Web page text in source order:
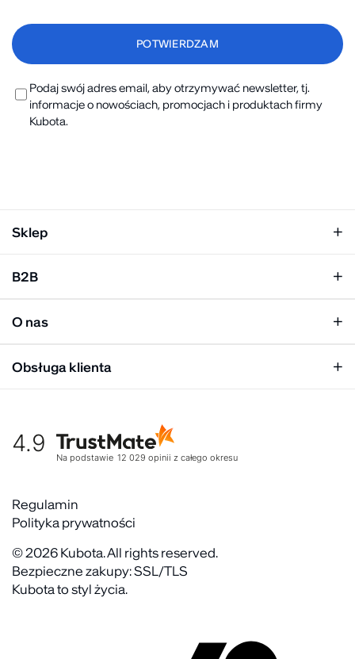
Podaj swój adres email, aby otrzymywać newsletter, tj.
informacje o nowościach, promocjach i produktach firmy
Kubota.
Sklep
Klapki męskie
Mężczyzna
B2B
Panel hurtowy
O nas
Biuro prasowe
Kultura organizacyjna
Rekrutujemy
Obsługa klienta
Warunki dostawy
Zwroty
Kontakt
FAQ
4.9
Na podstawie 12 029 opinii z całego okresu
Regulamin
Polityka prywatności
© 2026 Kubota. All rights reserved.
Bezpieczne zakupy: SSL/TLS
Kubota to styl życia.